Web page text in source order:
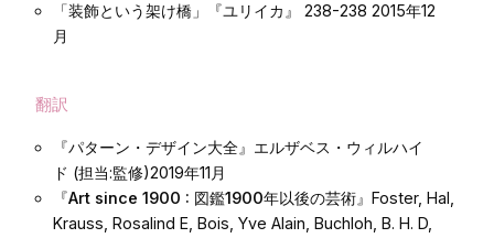
「装飾という架け橋」
『ユリイカ』 238-238 2015年12
月
翻訳
『パターン・デザイン大全』 エルザベス・ウィルハイ
ド (担当:監修)2019年11月
『Art since 1900 : 図鑑1900年以後の芸術』 Foster, Hal,
Krauss, Rosalind E, Bois, Yve Alain, Buchloh, B. H. D,